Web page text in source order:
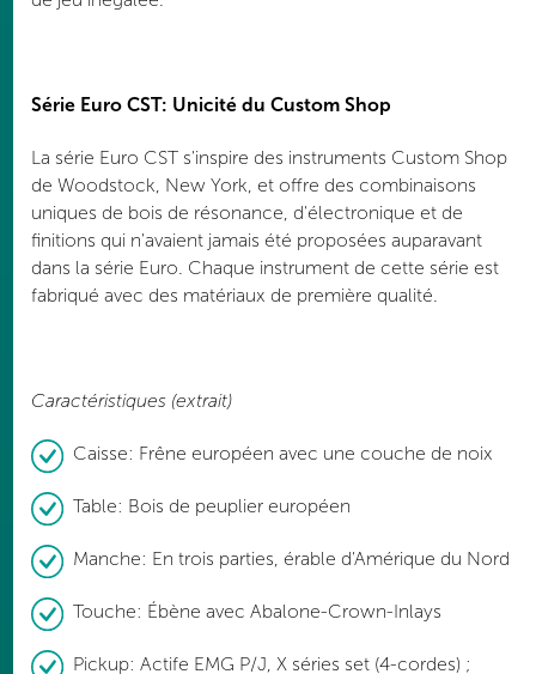
Série Euro CST: Unicité du Custom Shop
La série Euro CST s'inspire des instruments Custom Shop
de Woodstock, New York, et offre des combinaisons
uniques de bois de résonance, d'électronique et de
finitions qui n'avaient jamais été proposées auparavant
dans la série Euro. Chaque instrument de cette série est
fabriqué avec des matériaux de première qualité.
Caractéristiques (extrait)
Caisse: Frêne européen avec une couche de noix
Table: Bois de peuplier européen
Manche: En trois parties, érable d'Amérique du Nord
Touche: Ébène avec Abalone-Crown-Inlays
Pickup: Actife EMG P/J, X séries set (4-cordes) ;